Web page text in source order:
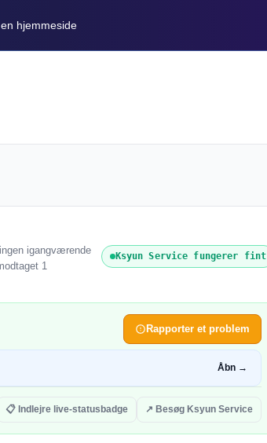
hjemmeside
igangværende
1
Ksyun Service fungerer fint
Rapporter et problem
Åbn →
📋 Indlejre live-statusbadge ↗ Besøg Ksyun Service